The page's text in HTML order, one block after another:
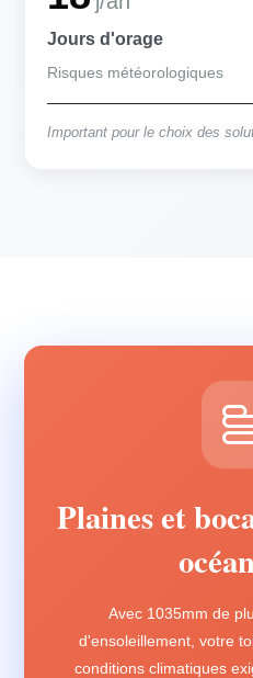
Jours d'orage
Risques météorologiques
Important pour le choix des
Plaines et
Avec 1035mm de
d'ensoleillement, votre
conditions climatiques